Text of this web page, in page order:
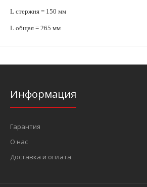
L стержня = 150 мм
L общая = 265 мм
Информация
Гарантия
О нас
Доставка и оплата